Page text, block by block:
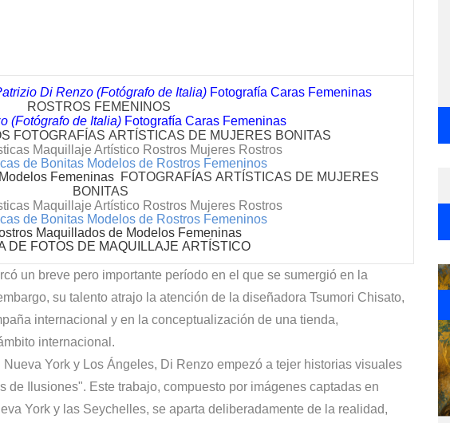
Di Renzo (Fotógrafo de Italia) Fotografía Caras Femeninas
ROSTROS FEMENINOS
(Fotógrafo de Italia) Fotografía Caras Femeninas
FOTOGRAFÍAS ARTÍSTICAS DE MUJERES BONITAS
Maquillaje Artístico Rostros Mujeres Rostros
de Bonitas Modelos de Rostros Femeninos
Femeninas FOTOGRAFÍAS ARTÍSTICAS DE MUJERES
BONITAS
Maquillaje Artístico Rostros Mujeres Rostros
de Bonitas Modelos de Rostros Femeninos
Maquillados de Modelos Femeninas
DE FOTOS DE MAQUILLAJE ARTÍSTICO
un breve pero importante período en el que se sumergió en la
su talento atrajo la atención de la diseñadora Tsumori Chisato,
internacional y en la conceptualización de una tienda,
internacional.
York y Los Ángeles, Di Renzo empezó a tejer historias visuales
de Ilusiones". Este trabajo, compuesto por imágenes captadas en
York y las Seychelles, se aparta deliberadamente de la realidad,